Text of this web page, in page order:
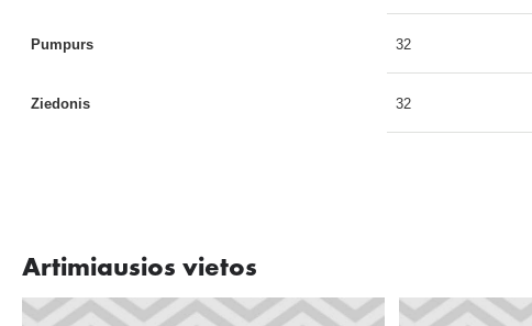
Pumpurs 32
Ziedonis 32
Artimiausios vietos